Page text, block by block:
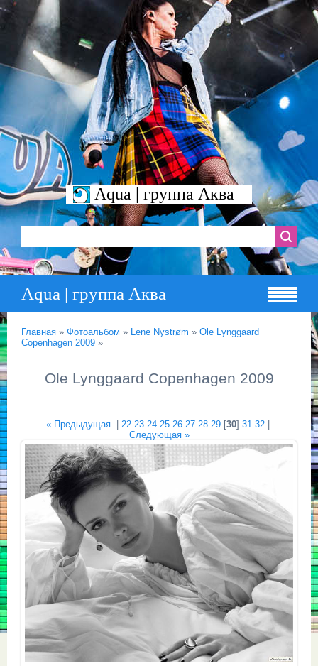
Aqua | группа Аква
Aqua | группа Аква
Главная » Фотоальбом » Lene Nystrøm » Ole Lynggaard
Copenhagen 2009 »
Ole Lynggaard Copenhagen 2009
« Предыдущая| 22 23 24 25 26 27 28 29[30] 31 32|
Следующая »